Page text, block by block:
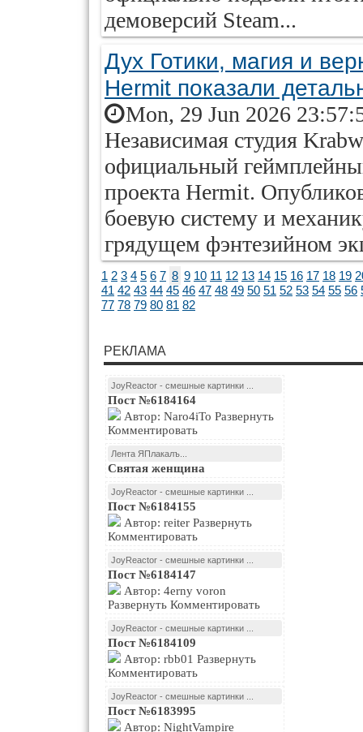
демоверсий Steam...
Дух Готики, магия и
Hermit показали
Mon, 29 Jun 2026
Независимая студия
официальный
проекта Hermit.
боевую систему и
грядущем фэнтезийном
1 2 3 4 5 6 7 8 9 10 11 12 13 14 15 16 17 18 19
41 42 43 44 45 46 47 48 49 50 51 52 53 54 55 56
77 78 79 80 81 82
РЕКЛАМА
JoyReactor - смешные картинки ...
Пост №6184164
Комментировать
Лента ЯПлакалъ...
Святая женщина
JoyReactor - смешные картинки ...
Пост №6184155
Комментировать
JoyReactor - смешные картинки ...
Пост №6184147
Развернуть Комментировать
JoyReactor - смешные картинки ...
Пост №6184109
Комментировать
JoyReactor - смешные картинки ...
Пост №6183995